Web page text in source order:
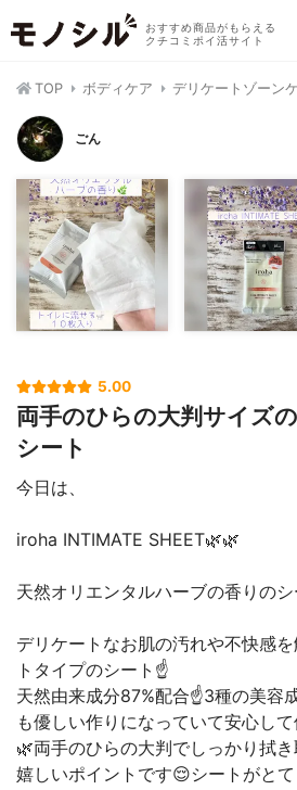
おすすめ商品がもらえる
クチコミポイ活サイト
TOP ボディケア デリケートゾーン
ごん
5.00
両手のひらの大判サイズ
シート
今日は、
iroha INTIMATE SHEET🌿🌿
天然オリエンタルハーブの香りの
デリケートなお肌の汚れや不快感
トタイプのシート☝️
天然由来成分87%配合☝️3種の美容
も優しい作りになっていて安心し
🌿両手のひらの大判でしっかり拭
嬉しいポイントです😌シートがと